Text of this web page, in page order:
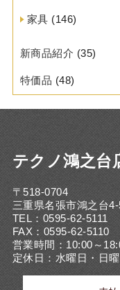
家具 (146)
新商品紹介 (35)
特価品 (48)
テクノ鴻之台
〒518-0704
三重県名張市鴻之台
TEL：0595-62-5111
FAX：0595-62-5110
営業時間：10:00～
定休日：水曜日・日